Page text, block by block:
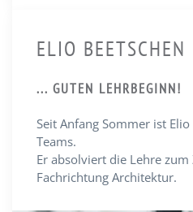
ELIO BEETSCHEN
... GUTEN LEHRBEGINN!
Seit Anfang Sommer ist
Teams.
Er absolviert die Lehre zum
Fachrichtung Architektur.